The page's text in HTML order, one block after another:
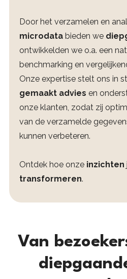
Door het verzamelen en
microdatabieden we
ontwikkelden we o.a. een
benchmarking en
Onze expertise stelt ons in
gemaakt advies en
onze klanten, zodat zij
van de verzamelde
kunnen verbeteren.
Ontdek hoe onze inzichten
transformeren.
Van